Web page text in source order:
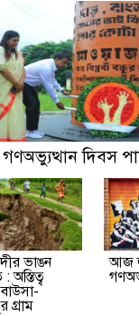
দিবস
ভাঙন
অস্তিত্ব
গ্রাম
আজ